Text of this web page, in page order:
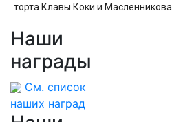
торта Клавы Коки и Масленникова
Наши
награды
См. список
наших наград